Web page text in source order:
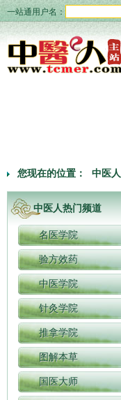
一站通用户名：
您现在的位置： 中医人
中医人热门频道
名医学院
验方效药
中医学院
针灸学院
推拿学院
图解本草
国医大师